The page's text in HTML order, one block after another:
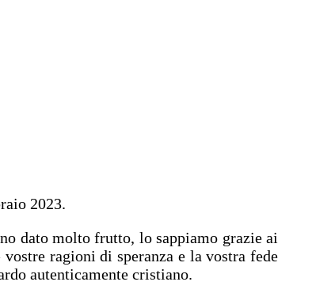
2023.
dato molto frutto, lo sappiamo grazie ai
ragioni di speranza e la vostra fede
autenticamente cristiano.